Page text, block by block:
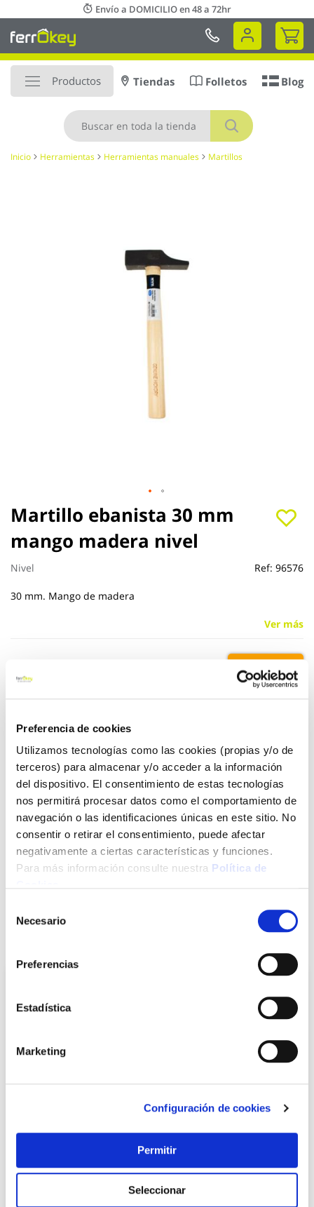
Preferencia de cookies
Utilizamos tecnologías como las cookies (propias y/o de
terceros) para almacenar y/o acceder a la información
del dispositivo. El consentimiento de estas tecnologías
nos permitirá procesar datos como el comportamiento de
navegación o las identificaciones únicas en este sitio. No
consentir o retirar el consentimiento, puede afectar
negativamente a ciertas características y funciones.
Para más información consulte nuestra Política de
Necesario
Preferencias
Estadística
Marketing
Configuración de cookies
Permitir
Seleccionar
al
contenido
Envío a DOMICILIO en 48 a 72hr
Mi
Productos
Buscar
Tiendas Folletos Blog
Inicio Herramientas Herramientas manuales Martillos
Martillo ebanista 30 mm
mango madera nivel
Nivel Ref: 96576
30 mm. Mango de madera
Ver más
8,30 €
Click&Collect - Recogida gratis
en nuestras tiendas
Envío a domicilio:
5 días hábiles
+ INFO
Saltar
al
comienzo
de
la
de
25,30 €